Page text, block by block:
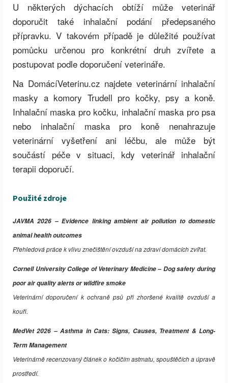
U některých dýchacích obtíží může veterinář
doporučit také inhalační podání předepsaného
přípravku. V takovém případě je důležité používat
pomůcku určenou pro konkrétní druh zvířete a
postupovat podle doporučení veterináře.
Na DomácíVeterinu.cz najdete veterinární inhalační
masky a komory Trudell pro kočky, psy a koně.
Inhalační maska pro kočku, inhalační maska pro psa
nebo inhalační maska pro koně nenahrazuje
veterinární vyšetření ani léčbu, ale může být
součástí péče v situaci, kdy veterinář inhalační
terapii doporučí.
Použité zdroje
JAVMA 2026 – Evidence linking ambient air pollution to domestic
animal health outcomes
Přehledová práce k vlivu znečištění ovzduší na zdraví domácích zvířat.
Cornell University College of Veterinary Medicine – Dog safety during
poor air quality alerts or wildfire smoke
Veterinární doporučení k ochraně psů při zhoršené kvalitě ovzduší a
kouři.
MedVet 2026 – Asthma in Cats: Signs, Causes, Treatment & Long-
Term Management
Veterinárně recenzovaný článek o kočičím astmatu, spouštěčích a úpravě
prostředí.